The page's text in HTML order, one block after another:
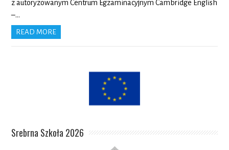
z autoryzowanym Centrum Egzaminacyjnym Cambridge English
–…
READ MORE
Srebrna Szkoła 2026